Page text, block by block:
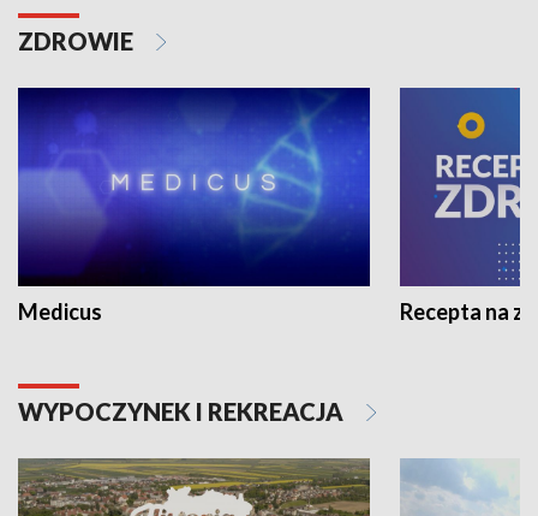
ZDROWIE
Medicus Recepta na
WYPOCZYNEK I REKREACJA